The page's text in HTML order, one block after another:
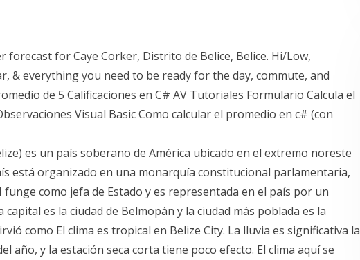
forecast for Caye Corker, Distrito de Belice, Belice. Hi/Low,
& everything you need to be ready for the day, commute, and
de 5 Calificaciones en C# AV Tutoriales Formulario Calcula el
Visual Basic Como calcular el promedio en c# (con
es un país soberano de América ubicado en el extremo noreste
está organizado en una monarquía constitucional parlamentaria,
funge como jefa de Estado y es representada en el país por un
capital es la ciudad de Belmopán y la ciudad más poblada es la
como El clima es tropical en Belize City. La lluvia es significativa la
año, y la estación seca corta tiene poco efecto. El clima aquí se